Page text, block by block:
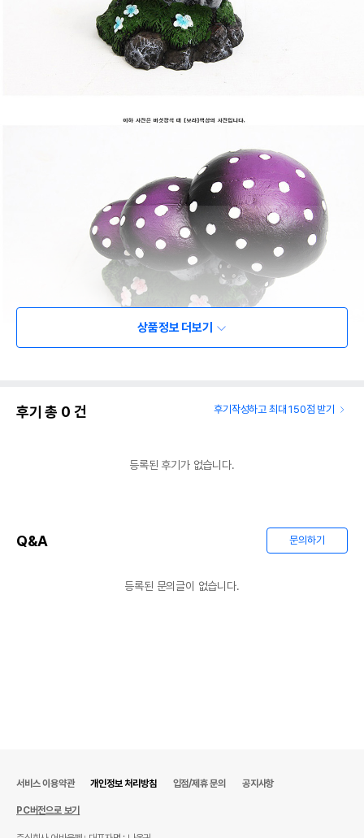
상품정보 더보기
후기 총 0 건 후기작성하고 최대 150점 받기
등록된 후기가 없습니다.
Q&A 문의하기
등록된 문의글이 없습니다.
서비스 이용약관 개인정보 처리방침 입점/제휴 문의 공지사항
PC버전으로 보기